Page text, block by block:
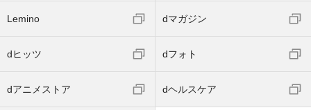
Lemino dマガジン
dヒッツ dフォト
dアニメストア dヘルスケア